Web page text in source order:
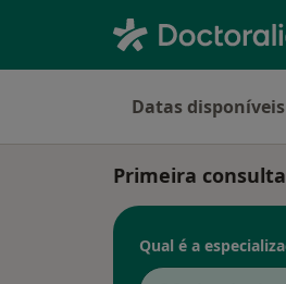
Datas disponíveis
Primeira
Qual é a